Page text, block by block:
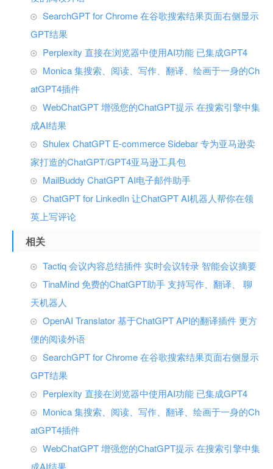
SearchGPT for Chrome 在谷歌搜索结果页面右侧显示
GPT结果
Perplexity 直接在浏览器中使用AI功能 已集成GPT4
Monica 集搜索、阅读、写作、翻译、绘画于一身的Ch
atGPT4插件
WebChatGPT 增强您的ChatGPT提示 在搜索引擎中集
成AI结果
Shulex ChatGPT E-commerce Sidebar 专为亚马逊卖
家打造的ChatGPT/GPT4亚马逊工具包
MailBuddy ChatGPT AI电子邮件助手
ChatGPT for LinkedIn 让ChatGPT AI机器人帮你在领
英上写评论
相关
Tactiq 会议内容总结插件 实时会议转录 智能会议摘要
TinaMind 免费的ChatGPT助手 支持写作、翻译、 聊
天机器人
OpenAI Translator 基于ChatGPT API的翻译插件 更方
便的阅读外语
SearchGPT for Chrome 在谷歌搜索结果页面右侧显示
GPT结果
Perplexity 直接在浏览器中使用AI功能 已集成GPT4
Monica 集搜索、阅读、写作、翻译、绘画于一身的Ch
atGPT4插件
WebChatGPT 增强您的ChatGPT提示 在搜索引擎中集
成AI结果